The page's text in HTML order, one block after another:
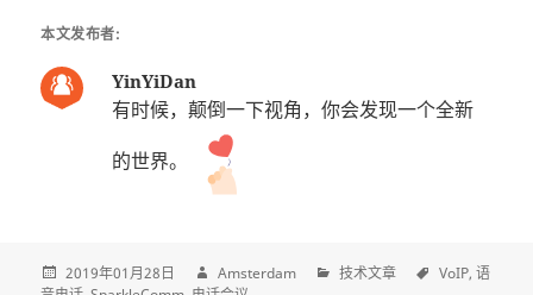
本文发布者:
YinYiDan
有时候，颠倒一下视角，你会发现一个全新
的世界。
2019年01月28日 Amsterdam 技术文章 VoIP 语